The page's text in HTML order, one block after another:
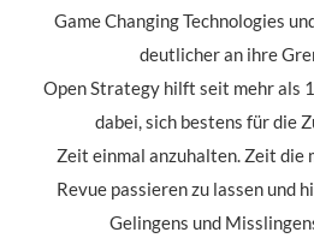
Game Changing Technologies
deutlicher an ihre
Open Strategy hilft seit mehr als
dabei, sich bestens für die
Zeit einmal anzuhalten. Zeit die
Revue passieren zu lassen und
Gelingens und